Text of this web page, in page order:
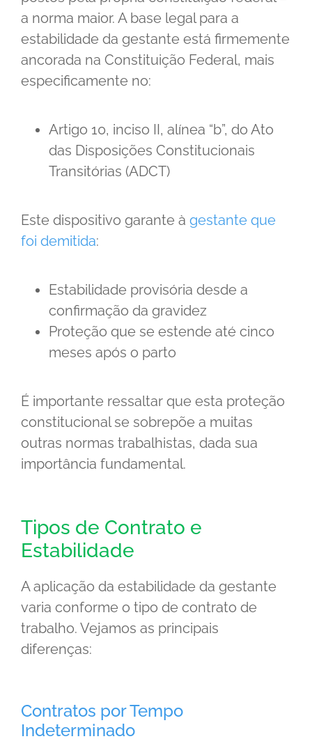
a norma maior. A base legal para a
estabilidade da gestante está firmemente
ancorada na Constituição Federal, mais
especificamente no:
Artigo 10, inciso II, alínea “b”, do Ato
das Disposições Constitucionais
Transitórias (ADCT)
Este dispositivo garante à gestante que
foi demitida:
Estabilidade provisória desde a
confirmação da gravidez
Proteção que se estende até cinco
meses após o parto
É importante ressaltar que esta proteção
constitucional se sobrepõe a muitas
outras normas trabalhistas, dada sua
importância fundamental.
Tipos de Contrato e
Estabilidade
A aplicação da estabilidade da gestante
varia conforme o tipo de contrato de
trabalho. Vejamos as principais
diferenças:
Contratos por Tempo
Indeterminado